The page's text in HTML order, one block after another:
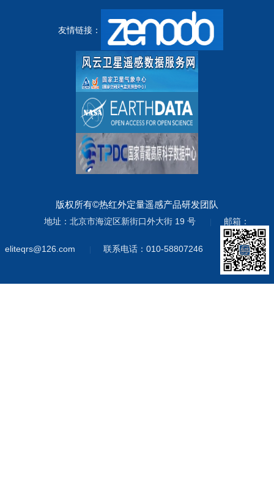
友情链接：
版权所有©热红外定量遥感产品研发团队
地址：北京市海淀区新街口外大街 19 号 邮箱：
eliteqrs@126.com 联系电话：010-58807246